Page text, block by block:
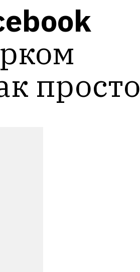
просто